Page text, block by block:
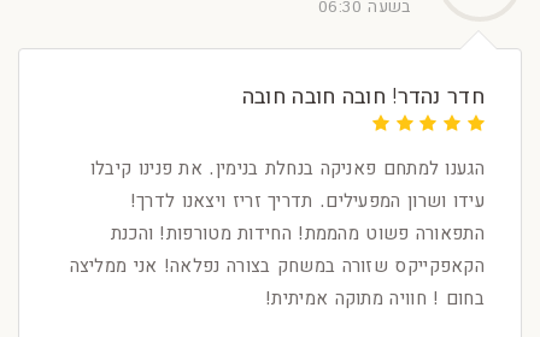
בשעה 06:30
חדר נהדר! חובה חובה חובה
הגענו למתחם פאניקה בנחלת בנימין. את פנינו קיבלו
עידו ושרון המפעילים. תדריך זריז ויצאנו לדרך!
התפאורה פשוט מהממת! החידות מטורפות! והכנת
הקאפקייקס שזורה במשחק בצורה נפלאה! אני ממליצה
בחום ! חוויה מתוקה אמיתית!